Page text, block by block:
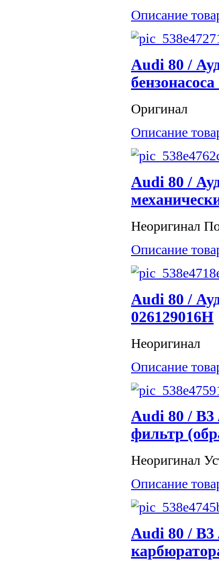
Описание
Audi 80 /
Оригинал
Описание
Audi 80 /
Неоригинал
Описание
Audi 80 /
026129016H
Неоригинал
Описание
Audi 80 / B3
фильтр
Неоригинал
Описание
Audi 80 / B3